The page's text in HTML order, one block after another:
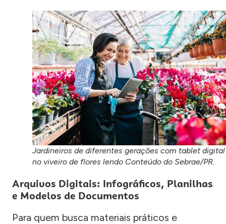
Jardineiros de diferentes gerações com tablet digital
no viveiro de flores lendo Conteúdo do Sebrae/PR.
Arquivos Digitais: Infográficos, Planilhas
e Modelos de Documentos
Para quem busca materiais práticos e